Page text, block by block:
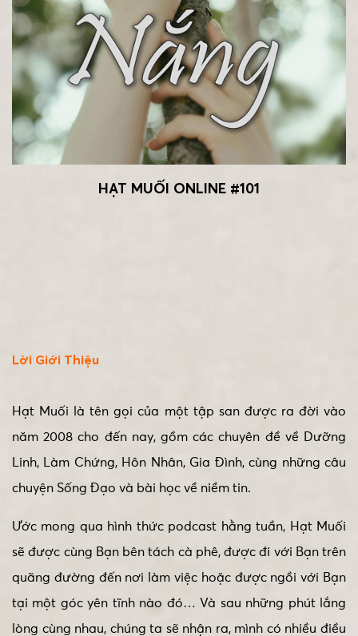
HẠT MUỐI ONLINE #101
Lời Giới Thiệu
Hạt Muối là tên gọi của một tập san được ra đời vào
năm 2008 cho đến nay, gồm các chuyên đề về Dưỡng
Linh, Làm Chứng, Hôn Nhân, Gia Đình, cùng những câu
chuyện Sống Đạo và bài học về niềm tin.
Ước mong qua hình thức podcast hằng tuần, Hạt Muối
sẽ được cùng Bạn bên tách cà phê, được đi với Bạn trên
quãng đường đến nơi làm việc hoặc được ngồi với Bạn
tại một góc yên tĩnh nào đó… Và sau những phút lắng
lòng cùng nhau, chúng ta sẽ nhận ra, mình có nhiều điều